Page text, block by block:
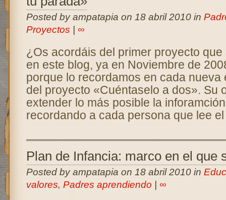
Posted by ampatapia on 18 abril 2010 in
Proyectos
∞
¿Os acordáis del primer proyecto
en este blog, ya en Noviembre de
porque lo recordamos en cada nueva
del proyecto «Cuéntaselo a dos». Su
extender lo más posible la
recordando a cada persona que lee
Plan de Infancia: marco en el que
Posted by ampatapia on 18 abril 2010 in
valores, Padres aprendiendo ∞